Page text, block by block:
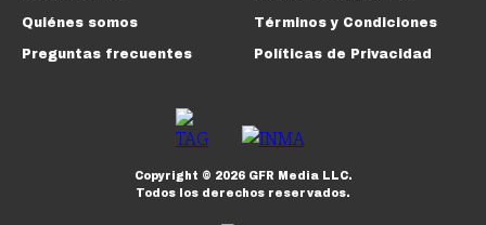
Quiénes somos
Preguntas frecuentes
Términos y Condiciones
Políticas de Privacidad
Copyright © 2026GFR Media LLC.
Todos los derechos reservados.